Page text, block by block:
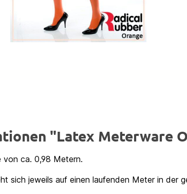
"Latex Meterware
von ca. 0,98 Metern.
sich jeweils auf einen laufenden Meter in der